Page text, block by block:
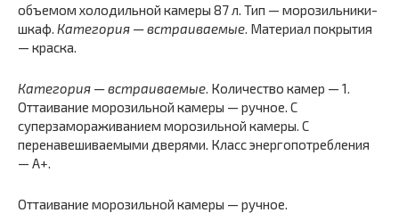
объемом холодильной камеры 87 л. Тип — морозильники-
шкаф. Категория — встраиваемые. Материал покрытия
— краска.
Категория — встраиваемые. Количество камер — 1.
Оттаивание морозильной камеры — ручное. С
суперзамораживанием морозильной камеры. С
перенавешиваемыми дверями. Класс энергопотребления
— A+.
Оттаивание морозильной камеры — ручное.